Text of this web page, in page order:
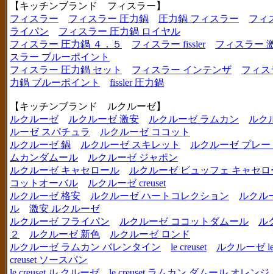
【キッチンブランド フィスラー】
フィスラー
フィスラー 圧力鍋 圧力鍋 フィスラー
フィ
ライパン
フィスラー 圧力鍋 ロイヤル
フィスラー 圧力鍋 ４．５
フィスラー fissler
フィスラー
スラー ブルーポイント
フィスラー 圧力鍋 セット
フィスラー インテンザ
フィ
力鍋 ブルーポイント
fissler 圧力鍋
【キッチンブランド ルクルーゼ】
ルクルーゼ
ルクルーゼ 激安 ルクルーゼ ラムカン
ルク
ルーゼ スパチュラ
ルクルーゼ ココット
ルクルーゼ 鍋
ルクルーゼ スキレット
ルクルーゼ プレ
ムカンダムール
ルクルーゼ ジャポン
ルクルーゼ キャセロール
ルクルーゼ ビュッフェ キャセロ
コットオーバル
ルクルーゼ creuset
ルクルーゼ 格安
ルクルーゼ ハートコレクション
ルクル
ル
激安 ルクルーゼ
ルクルーゼ フライパン
ルクルーゼ ココットダムール
ル
２
ルクルーゼ 新色
ルクルーゼ ロンド
ルクルーゼ ラムカン バレンタイン
le creuset
ルクルーゼ
creuset ソースパン